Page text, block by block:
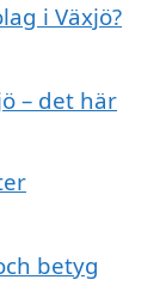
i Växjö?
– det här
betyg